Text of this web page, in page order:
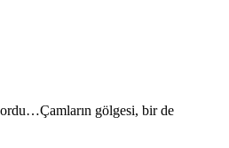
gölgesi, bir de